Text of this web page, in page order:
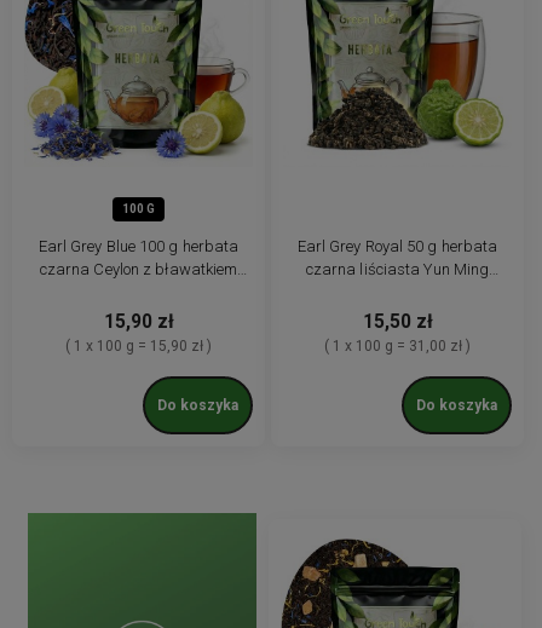
100 G
Earl Grey Blue 100 g herbata
czarna Ceylon z bławatkiem
15,90 zł
( 1 x 100 g = 15,90 zł )
Do koszyka
Earl Grey Royal 50 g herbata
czarna liściasta Yun Ming
15,50 zł
( 1 x 100 g = 31,00 zł )
Do koszyka